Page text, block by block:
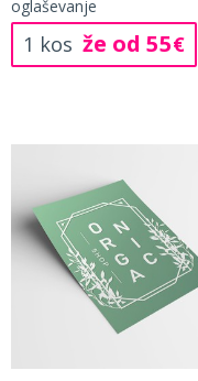
oglaševanje
1 kos že od 55€